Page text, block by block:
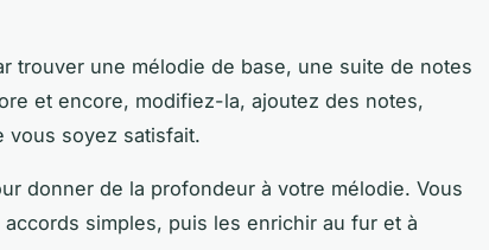
trouver une mélodie de base, une suite de notes
et encore, modifiez-la, ajoutez des notes,
vous soyez satisfait.
donner de la profondeur à votre mélodie. Vous
simples, puis les enrichir au fur et à